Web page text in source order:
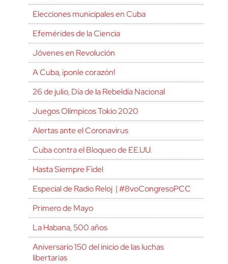
Elecciones municipales en Cuba
Efemérides de la Ciencia
Jóvenes en Revolución
A Cuba, ¡ponle corazón!
26 de julio, Día de la Rebeldía Nacional
Juegos Olímpicos Tokio 2020
Alertas ante el Coronavirus
Cuba contra el Bloqueo de EE.UU.
Hasta Siempre Fidel
Especial de Radio Reloj | #8voCongresoPCC
Primero de Mayo
La Habana, 500 años
Aniversario 150 del inicio de las luchas
libertarias